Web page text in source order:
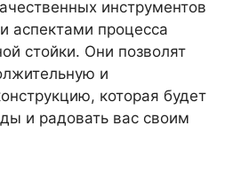
инструментов
аспектами процесса
стойки. Они позволят
и
которая будет
и радовать вас своим